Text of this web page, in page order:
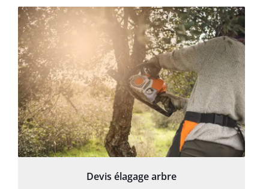
Devis élagage arbre